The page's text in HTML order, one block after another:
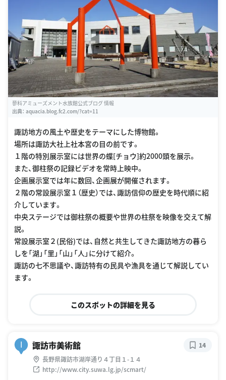
蓼科アミューズメント水族館公式ブログ 情報
出典： aquacia.blog.fc2.com/?cat=11
諏訪地方の風土や歴史をテーマにした博物館。
場所は諏訪大社上社本宮の目の前です。
１階の特別展示室には世界の蝶[チョウ]約2000頭を展示。
また、御柱祭の記録ビデオを常時上映中。
企画展示室では年に数回、企画展が開催されます。
２階の常設展示室１（歴史）では、諏訪信仰の歴史を時代順に紹
介しています。
中央ステージでは御柱祭の概要や世界の柱祭を映像を交えて解
説。
常設展示室２(民俗)では、自然と共生してきた諏訪地方の暮ら
しを「湖」「里」「山」「人」に分けて紹介。
諏訪の七不思議や、諏訪特有の民具や漁具を通じて解説してい
ます。
このスポットの詳細を見る
I 諏訪市美術館
長野県諏訪市湖岸通り４丁目１-１４
http://www.city.suwa.lg.jp/scmart/
14